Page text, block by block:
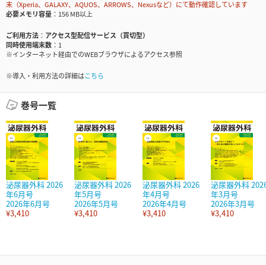
末（Xperia、GALAXY、AQUOS、ARROWS、Nexusなど）にて動作確認しています
必要メモリ容量
156 MB以上
ご利用方法
アクセス型配信サービス（買切型）
同時使用端末数
1
※インターネット経由でのWEBブラウザによるアクセス参照
※導入・利用方法の詳細はこちら
巻号一覧
泌尿器外科 2026
年6月号
2026年6月号
¥3,410
泌尿器外科 2026
年5月号
2026年5月号
¥3,410
泌尿器外科 2026
年4月号
2026年4月号
¥3,410
泌尿器外科
年3月号
2026年3月号
¥3,410